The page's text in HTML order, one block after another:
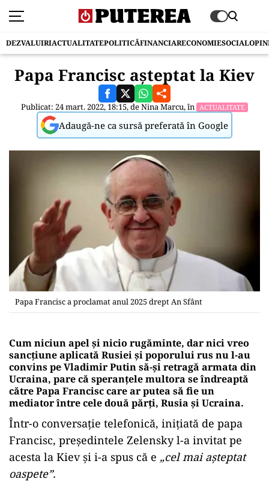
DEZVALUIRIACTUALITATEPOLITICĂFINANCIARECONOMIESOCIAL
Papa Francisc așteptat la Kiev
Publicat: 24 mart. 2022, 18:15, deNina Marcu, în ACTUALITATE
Adaugă-ne ca sursă preferată în Google
Papa Francisc a proclamat anul 2025 drept An Sfânt
Cum niciun apel și nicio rugăminte, dar nici vreo
sancțiune aplicată Rusiei și poporului rus nu l-au
convins pe Vladimir Putin să-și retragă armata din
Ucraina, pare că speranțele multora se îndreaptă
către Papa Francisc care ar putea să fie un
mediator între cele două părți, Rusia și Ucraina.
Într-o conversație telefonică, inițiată de papa
Francisc, președintele Zelensky l-a invitat pe
acesta la Kiev și i-a spus că e „cel mai așteptat
oaspete”.